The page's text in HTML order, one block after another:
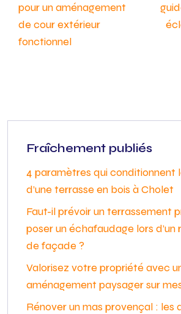
pour un aménagement
de cour extérieur
fonctionnel
Fraîchement publiés
4 paramètres qui conditionnent
d’une terrasse en bois à Cholet
Faut-il prévoir un terrassement
poser un échafaudage lors d’un
de façade ?
Valorisez votre propriété avec
aménagement paysager sur
Rénover un mas provençal : les